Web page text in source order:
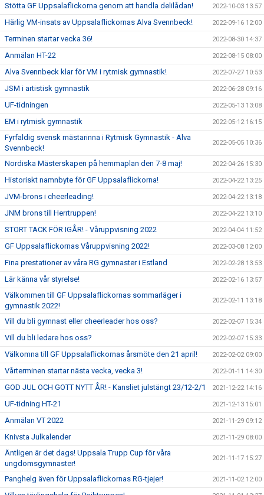
Stötta GF Uppsalaflickorna genom att handla delilådan! 2022-10-03 13:57
Härlig VM-insats av Uppsalaflickornas Alva Svennbeck! 2022-09-16 12:00
Terminen startar vecka 36! 2022-08-30 14:37
Anmälan HT-22 2022-08-15 08:00
Alva Svennbeck klar för VM i rytmisk gymnastik! 2022-07-27 10:53
JSM i artistisk gymnastik 2022-06-28 09:16
UF-tidningen 2022-05-13 13:08
EM i rytmisk gymnastik 2022-05-12 16:15
Fyrfaldig svensk mästarinna i Rytmisk Gymnastik - Alva
Svennbeck!
2022-05-05 10:36
Nordiska Mästerskapen på hemmaplan den 7-8 maj! 2022-04-26 15:30
Historiskt namnbyte för GF Uppsalaflickorna! 2022-04-22 13:25
JVM-brons i cheerleading! 2022-04-22 13:18
JNM brons till Herrtruppen! 2022-04-22 13:10
STORT TACK FÖR IGÅR! - Våruppvisning 2022 2022-04-04 11:52
GF Uppsalaflickornas Våruppvisning 2022! 2022-03-08 12:00
Fina prestationer av våra RG gymnaster i Estland 2022-02-28 13:53
Lär känna vår styrelse! 2022-02-16 13:57
Välkommen till GF Uppsalaflickornas sommarläger i
gymnastik 2022!
2022-02-11 13:18
Vill du bli gymnast eller cheerleader hos oss? 2022-02-07 15:34
Vill du bli ledare hos oss? 2022-02-07 15:33
Välkomna till GF Uppsalaflickornas årsmöte den 21 april! 2022-02-02 09:00
Vårterminen startar nästa vecka, vecka 3! 2022-01-11 14:30
GOD JUL OCH GOTT NYTT ÅR! - Kansliet julstängt 23/12-2/1 2021-12-22 14:16
UF-tidning HT-21 2021-12-13 15:01
Anmälan VT 2022 2021-11-29 09:12
Knivsta Julkalender 2021-11-29 08:00
Äntligen är det dags! Uppsala Trupp Cup för våra
ungdomsgymnaster!
2021-11-17 15:27
Panghelg även för Uppsalaflickornas RG-tjejer! 2021-11-02 12:00